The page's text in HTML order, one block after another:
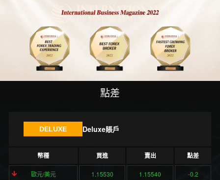
點差
DELUXE Deluxe賬戶
幣種 買進 賣出 點差
歐元/美元 1.15530 1.15540 -0.2